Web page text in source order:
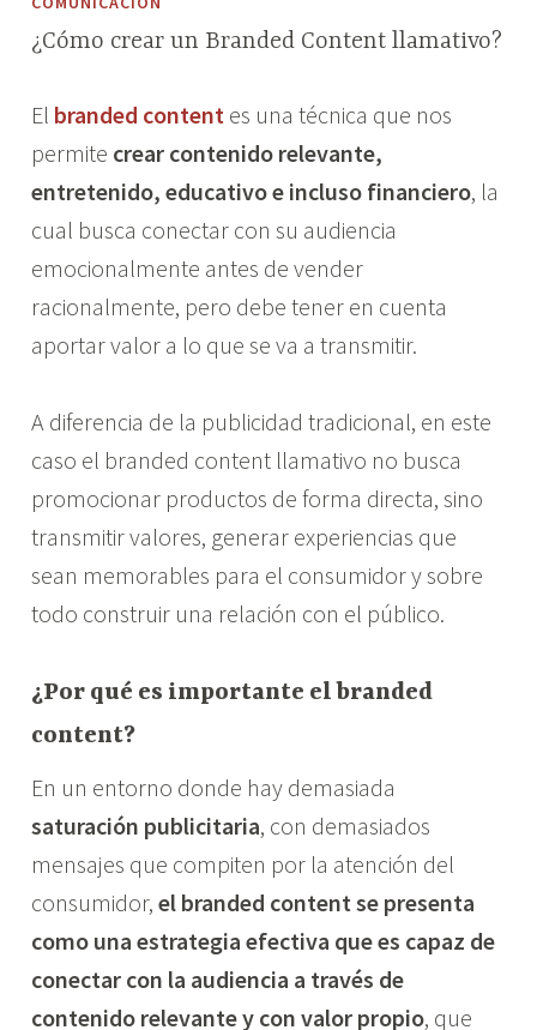
¿Cómo crear un Branded Content llamativo?
e
r
e
r
5
,
6
d
i
n
_
l
t
p
e
d
a
El branded content es una técnica que nos
permite crear contenido relevante,
entretenido, educativo e incluso financiero, la
cual busca conectar con su audiencia
emocionalmente antes de vender
racionalmente, pero debe tener en cuenta
aportar valor a lo que se va a transmitir.
A diferencia de la publicidad tradicional, en este
caso el branded content llamativo no busca
promocionar productos de forma directa, sino
transmitir valores, generar experiencias que
sean memorables para el consumidor y sobre
todo construir una relación con el público.
¿Por qué es importante el branded
content?
En un entorno donde hay demasiada
saturación publicitaria, con demasiados
mensajes que compiten por la atención del
consumidor,el branded content se presenta
como una estrategia efectiva que es capaz de
conectar con la audiencia a través de
contenido relevante y con valor propio, que